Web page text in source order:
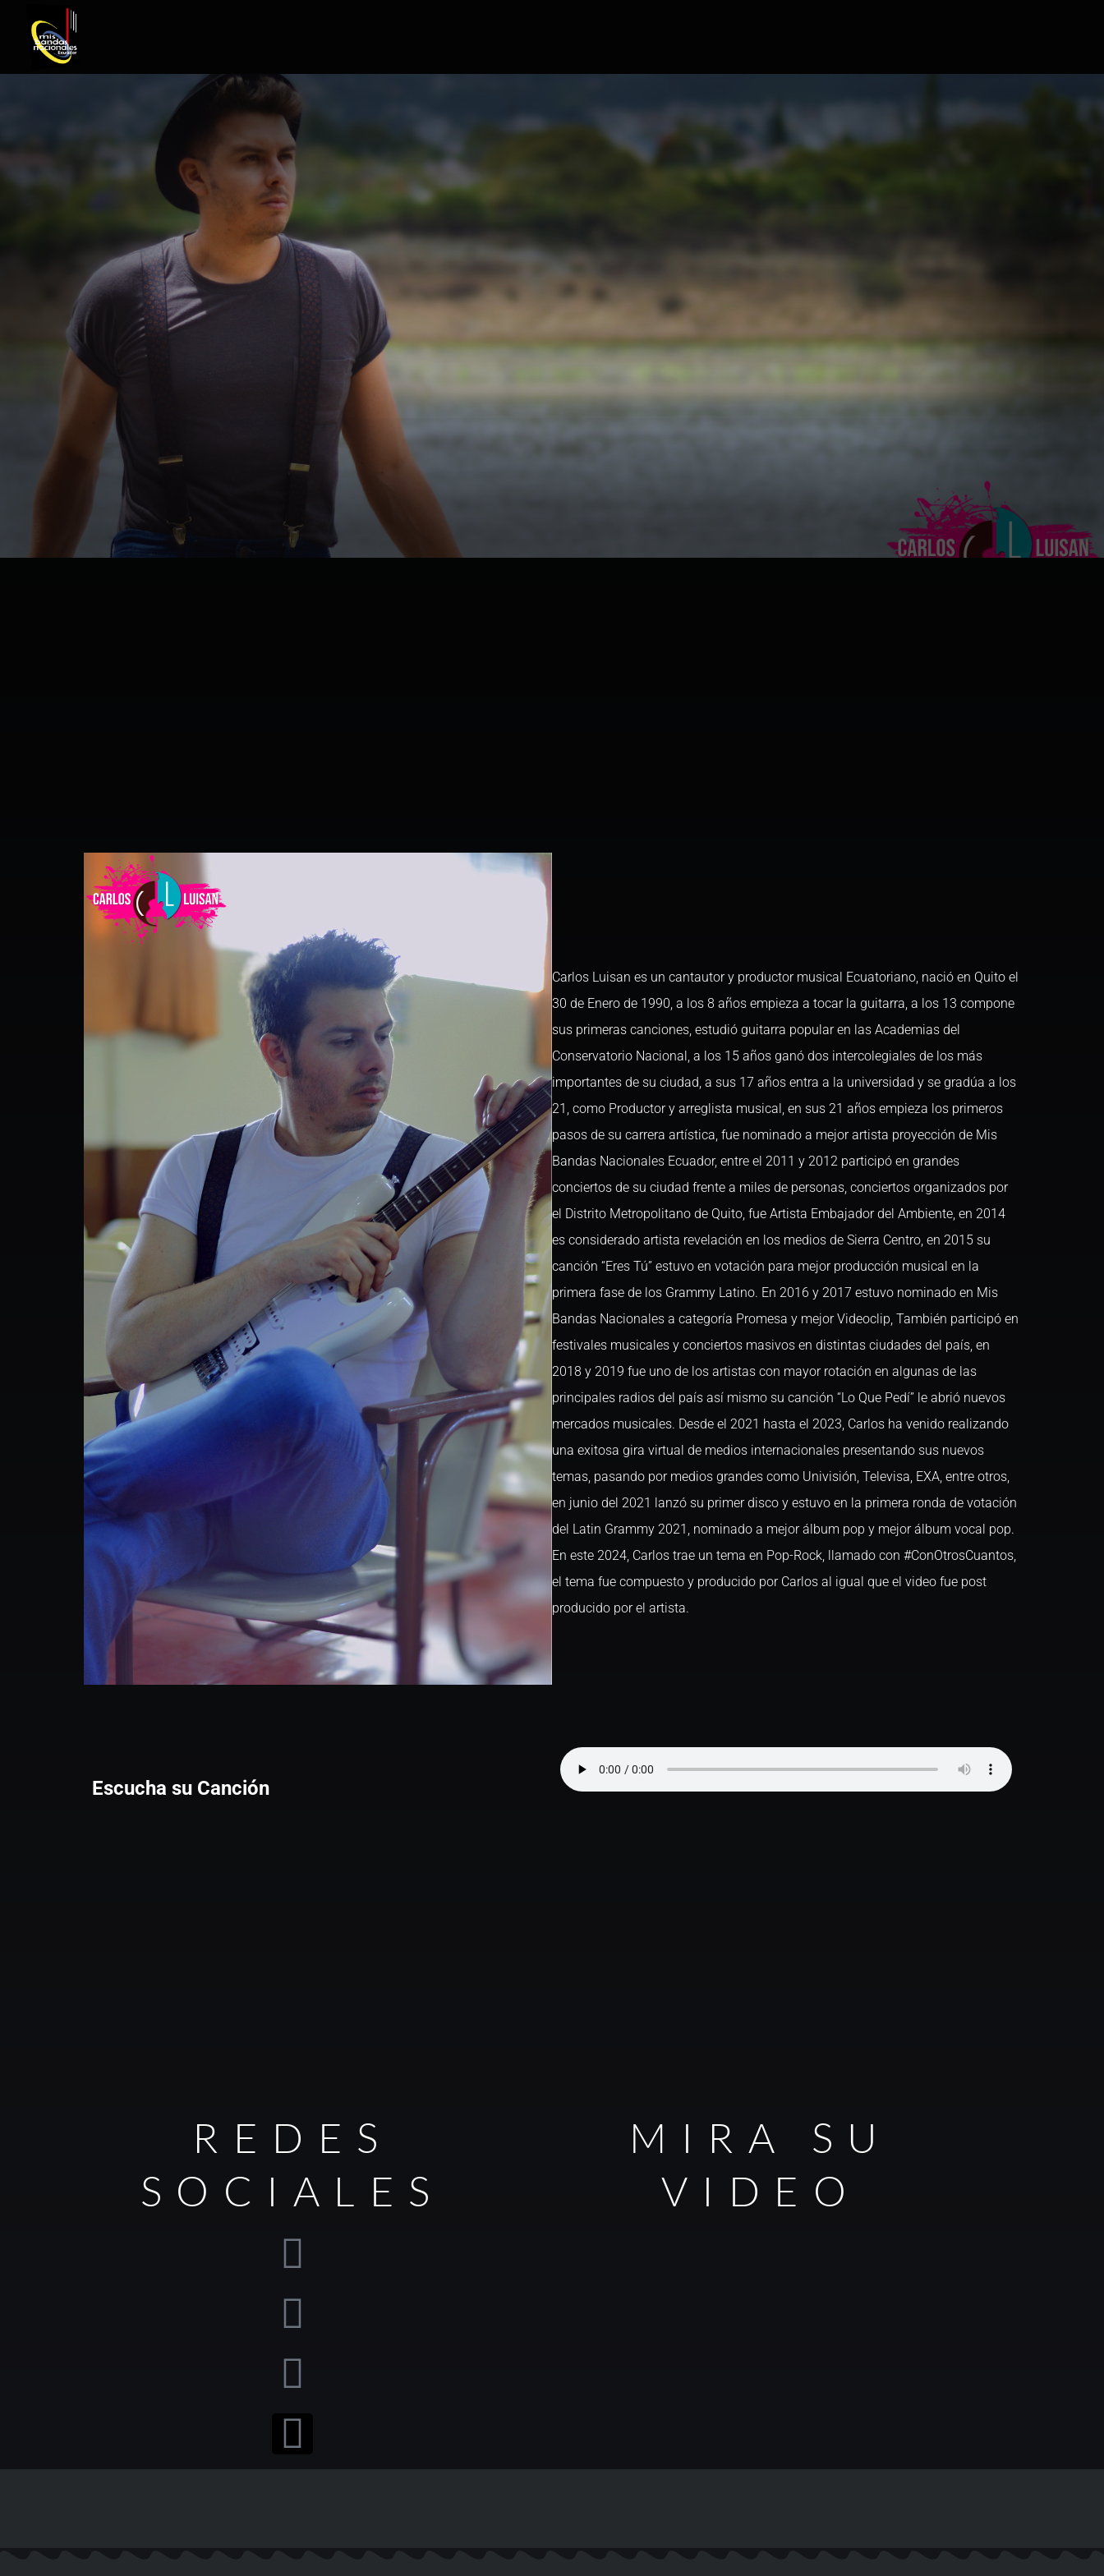
Carlos Luisan es un cantautor y productor musical Ecuatoriano, nació en Quito el
30 de Enero de 1990, a los 8 años empieza a tocar la guitarra, a los 13 compone
sus primeras canciones, estudió guitarra popular en las Academias del
Conservatorio Nacional, a los 15 años ganó dos intercolegiales de los más
importantes de su ciudad, a sus 17 años entra a la universidad y se gradúa a los
21, como Productor y arreglista musical, en sus 21 años empieza los primeros
pasos de su carrera artística, fue nominado a mejor artista proyección de Mis
Bandas Nacionales Ecuador, entre el 2011 y 2012 participó en grandes
conciertos de su ciudad frente a miles de personas, conciertos organizados por
el Distrito Metropolitano de Quito, fue Artista Embajador del Ambiente, en 2014
es considerado artista revelación en los medios de Sierra Centro, en 2015 su
canción “Eres Tú” estuvo en votación para mejor producción musical en la
primera fase de los Grammy Latino. En 2016 y 2017 estuvo nominado en Mis
Bandas Nacionales a categoría Promesa y mejor Videoclip, También participó en
festivales musicales y conciertos masivos en distintas ciudades del país, en
2018 y 2019 fue uno de los artistas con mayor rotación en algunas de las
principales radios del país así mismo su canción “Lo Que Pedí” le abrió nuevos
mercados musicales. Desde el 2021 hasta el 2023, Carlos ha venido realizando
una exitosa gira virtual de medios internacionales presentando sus nuevos
temas, pasando por medios grandes como Univisión, Televisa, EXA, entre otros,
en junio del 2021 lanzó su primer disco y estuvo en la primera ronda de votación
del Latin Grammy 2021, nominado a mejor álbum pop y mejor álbum vocal pop.
En este 2024, Carlos trae un tema en Pop-Rock, llamado con #ConOtrosCuantos,
el tema fue compuesto y producido por Carlos al igual que el video fue post
producido por el artista.
Escucha su Canción
REDES
SOCIALES
MIRA SU
VIDEO